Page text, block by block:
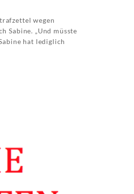
wegen
Sabine. „Und müsste
hat lediglich